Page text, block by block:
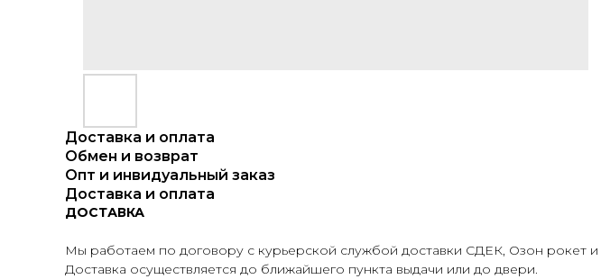
Доставка и оплата
Обмен и возврат
Опт и инвидуальный заказ
Доставка и оплата
ДОСТАВКА
Мы работаем по договору с курьерской службой доставки СДЕК, Озон рокет и
Доставка осуществляется до ближайшего пункта выдачи или до двери.